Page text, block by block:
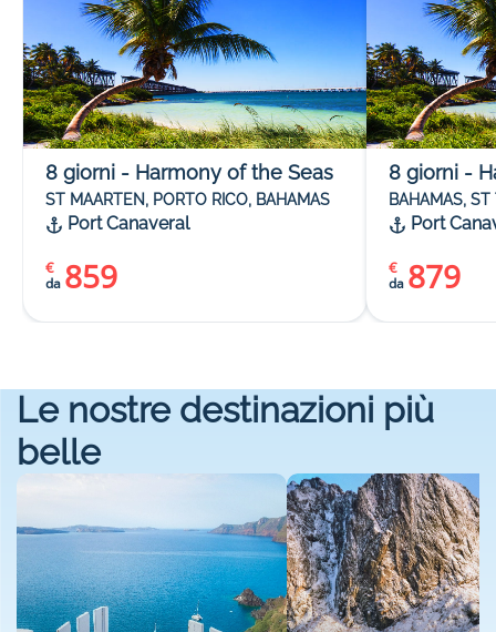
8 giorni - Harmony of the Seas
ST MAARTEN, PORTO RICO, BAHAMAS
Port Canaveral
da 859
€
8 giorni -
BAHAMAS,
Port
da 879
€
Le nostre destinazioni più
belle